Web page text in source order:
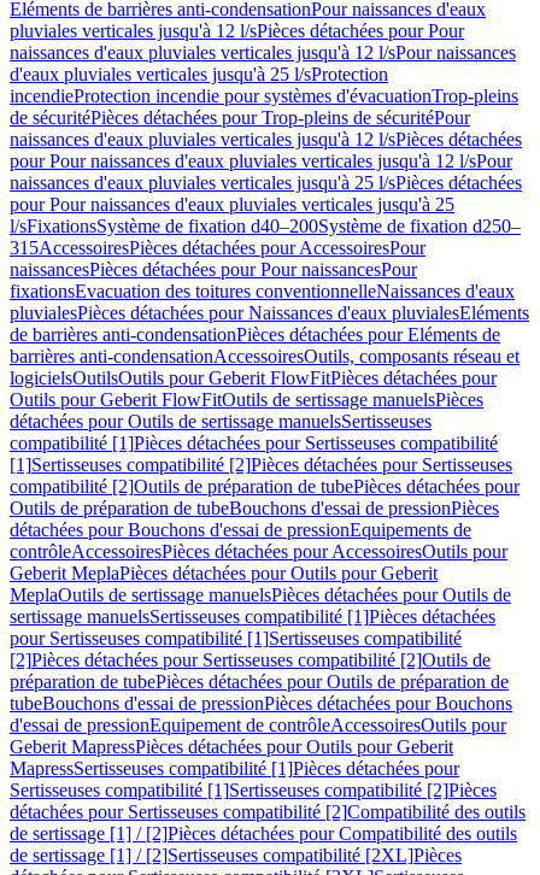
Eléments de barrières anti-condensationPour naissances d'eaux
pluviales verticales jusqu'à 12 l/sPièces détachées pour Pour
naissances d'eaux pluviales verticales jusqu'à 12 l/sPour naissances
d'eaux pluviales verticales jusqu'à 25 l/sProtection
incendieProtection incendie pour systèmes d'évacuationTrop-pleins
de sécuritéPièces détachées pour Trop-pleins de sécuritéPour
naissances d'eaux pluviales verticales jusqu'à 12 l/sPièces détachées
pour Pour naissances d'eaux pluviales verticales jusqu'à 12 l/sPour
naissances d'eaux pluviales verticales jusqu'à 25 l/sPièces détachées
pour Pour naissances d'eaux pluviales verticales jusqu'à 25
l/sFixationsSystème de fixation d40–200Système de fixation d250–
315AccessoiresPièces détachées pour AccessoiresPour
naissancesPièces détachées pour Pour naissancesPour
fixationsEvacuation des toitures conventionnelleNaissances d'eaux
pluvialesPièces détachées pour Naissances d'eaux pluvialesEléments
de barrières anti-condensationPièces détachées pour Eléments de
barrières anti-condensationAccessoiresOutils, composants réseau et
logicielsOutilsOutils pour Geberit FlowFitPièces détachées pour
Outils pour Geberit FlowFitOutils de sertissage manuelsPièces
détachées pour Outils de sertissage manuelsSertisseuses
compatibilité [1]Pièces détachées pour Sertisseuses compatibilité
[1]Sertisseuses compatibilité [2]Pièces détachées pour Sertisseuses
compatibilité [2]Outils de préparation de tubePièces détachées pour
Outils de préparation de tubeBouchons d'essai de pressionPièces
détachées pour Bouchons d'essai de pressionEquipements de
contrôleAccessoiresPièces détachées pour AccessoiresOutils pour
Geberit MeplaPièces détachées pour Outils pour Geberit
MeplaOutils de sertissage manuelsPièces détachées pour Outils de
sertissage manuelsSertisseuses compatibilité [1]Pièces détachées
pour Sertisseuses compatibilité [1]Sertisseuses compatibilité
[2]Pièces détachées pour Sertisseuses compatibilité [2]Outils de
préparation de tubePièces détachées pour Outils de préparation de
tubeBouchons d'essai de pressionPièces détachées pour Bouchons
d'essai de pressionEquipement de contrôleAccessoiresOutils pour
Geberit MapressPièces détachées pour Outils pour Geberit
MapressSertisseuses compatibilité [1]Pièces détachées pour
Sertisseuses compatibilité [1]Sertisseuses compatibilité [2]Pièces
détachées pour Sertisseuses compatibilité [2]Compatibilité des outils
de sertissage [1] / [2]Pièces détachées pour Compatibilité des outils
de sertissage [1] / [2]Sertisseuses compatibilité [2XL]Pièces